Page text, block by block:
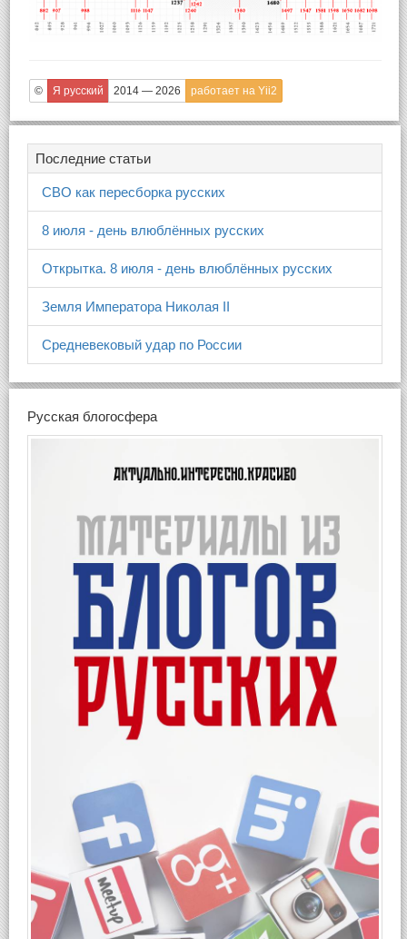
© Я русский 2014 — 2026 работает на Yii2
Последние статьи
СВО как пересборка русских
8 июля - день влюблённых русских
Открытка. 8 июля - день влюблённых русских
Земля Императора Николая II
Средневековый удар по России
Русская блогосфера